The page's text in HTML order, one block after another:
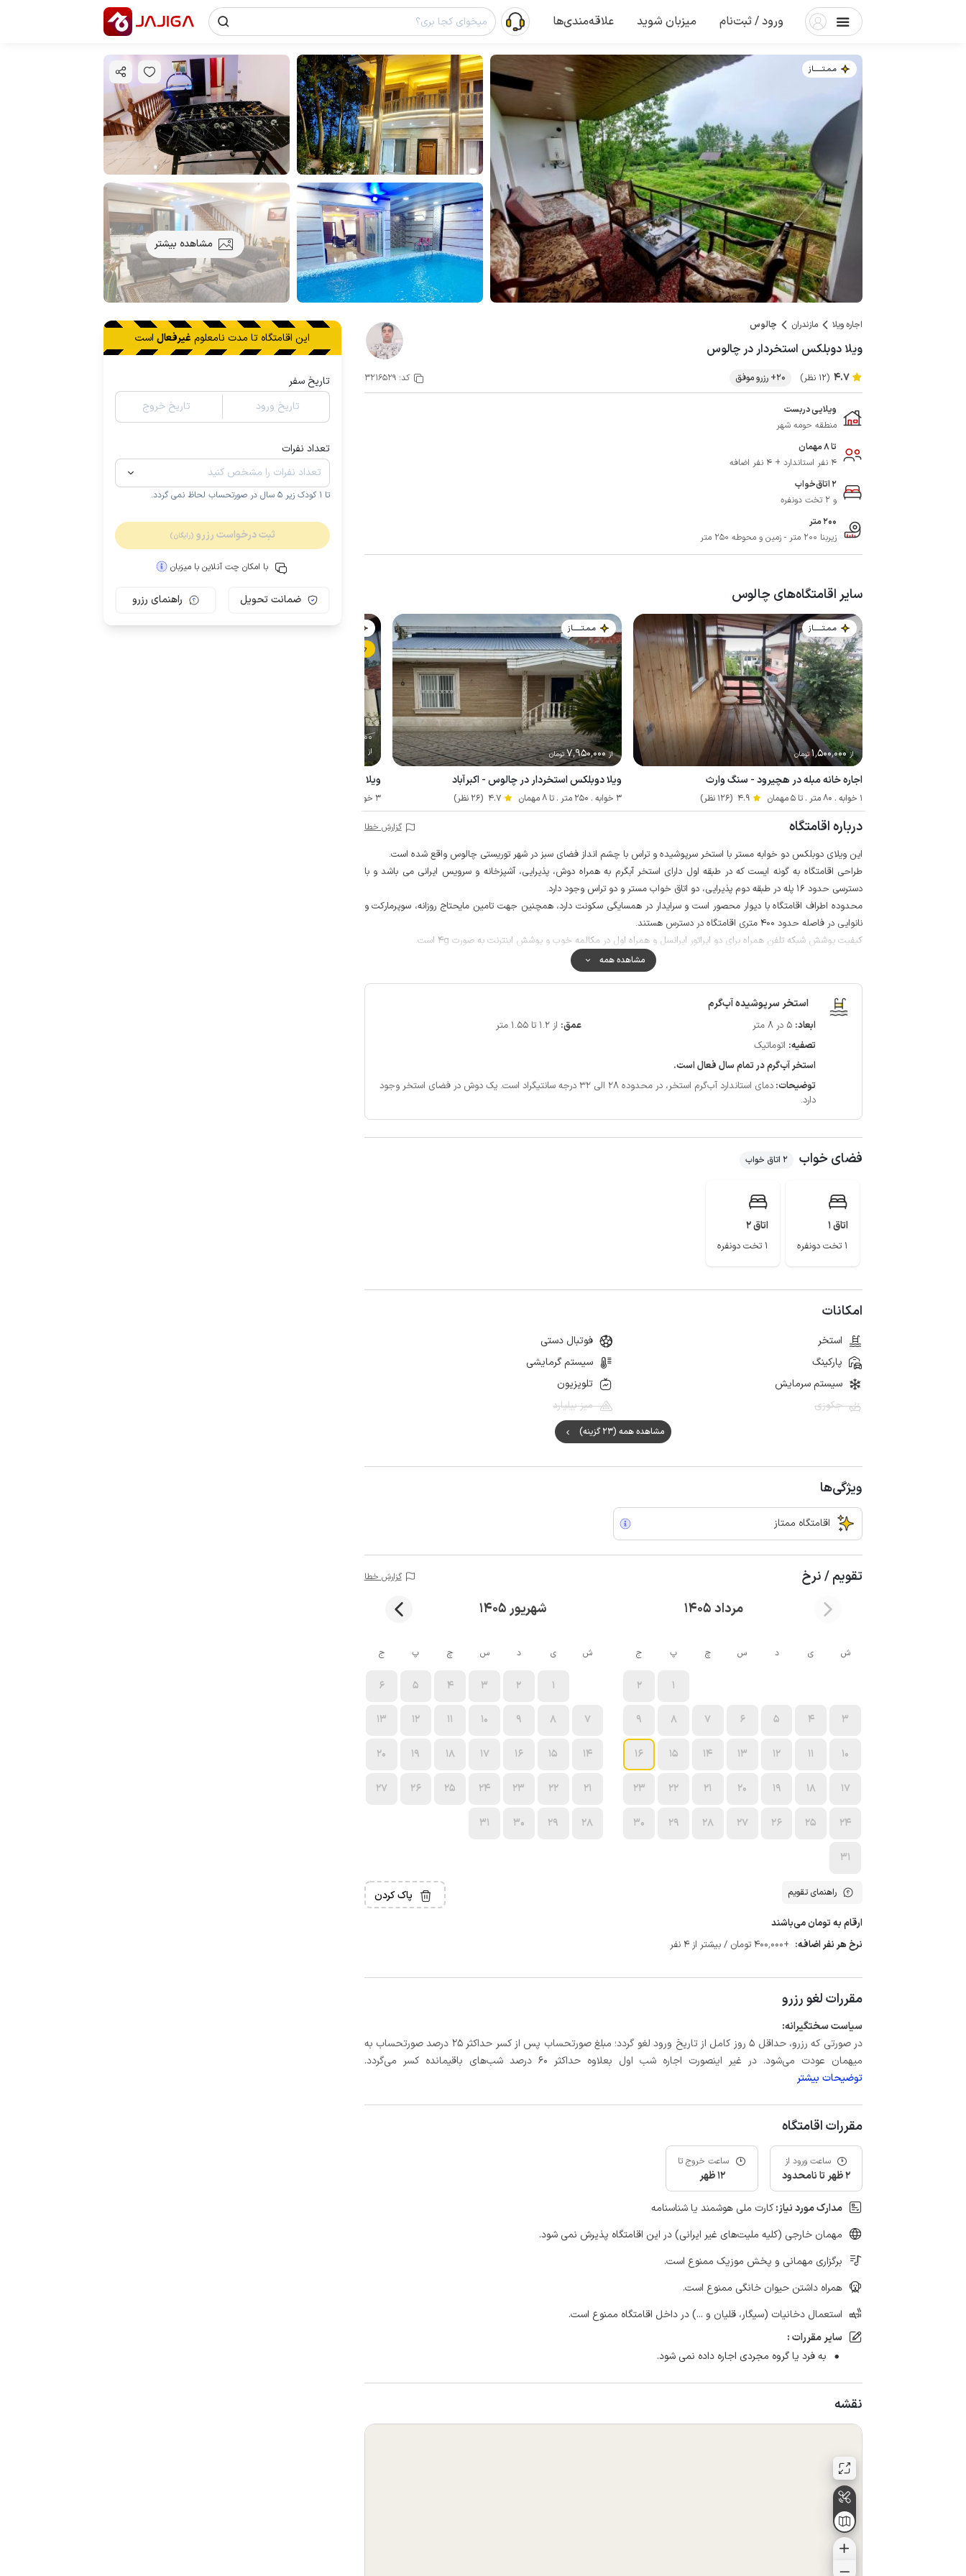
ورود / ثبت‌نام میزبان شوید علاقه‌مندی‌ها
مـمـتــــــاز
مشاهده بیشتر
اجاره ویلا مازندران چالوس
ویلا دوبلکس استخردار در چالوس
4.7 (12 نظر) 20+ رزرو موفق کد:3216529
ویلایی دربست
منطقه حومه شهر
تا 8 مهمان
4 نفر استاندارد + 4 نفر اضافه
2 اتاق‌خواب
و 2 تخت دونفره
200 متر
زیربنا 200 متر - زمین و محوطه 250 متر
سایر اقامتگاه‌های چالوس
مـمـتــــــاز
از 1٬500٬000تومان
اجاره خانه مبله در هچیرود - سنگ وارث
1 خوابه . 80 متر . تا 5 مهمان 4.9 (126 نظر)
مـمـتــــــاز
از 7٬950٬000تومان
ویلا دوبلکس استخردار در چالوس - اکبرآباد
3 خوابه . 250 متر . تا 8 مهمان 4.7 (26 نظر)
مـمـتــــــاز
7٬800٬000
از
ویلا دوبلکس با استخر و جکوزی در چالوس
3 خوابه . 235 متر . تا 6 مهمان
مـمـتــــــاز
درباره اقامتگاه گزارش خطا
این ویلای دوبلکس دو خوابه مستر با استخر سرپوشیده و تراس با چشم انداز فضای سبز در شهر توریستی چالوس واقع شده است.
طراحی اقامتگاه به گونه ایست که در طبقه اول دارای استخر آبگرم به همراه دوش، پذیرایی، آشپزخانه و سرویس ایرانی می باشد و با
دسترسی حدود 16 پله در طبقه دوم پذیرایی، دو اتاق خواب مستر و دو تراس وجود دارد.
محدوده اطراف اقامتگاه با دیوار محصور است و سرایدار در همسایگی سکونت دارد، همچنین جهت تامین مایحتاج روزانه، سوپرمارکت و
نانوایی در فاصله حدود 400 متری اقامتگاه در دسترس هستند.
کیفیت پوشش شبکه تلفن همراه برای دو اپراتور ایرانسل و همراه اول در مکالمه خوب و پوشش اینترنت به صورت 4g است.
در نظر داشته باشید در فاصله ای نزدیک از این اقامتگاه کلبه ای کوچک در حال ساخت و ساز می باشد.
مشاهده همه
استخر سرپوشیده آب‌گرم
ابعاد: 5 در 8 متر عمق: از 1.2 تا 1.55 متر
تصفیه: اتوماتیک
استخر آب‌گرم در تمام سال فعال است.
توضیحات: دمای استاندارد آب‌گرم استخر، در محدوده 28 الی 32 درجه سانتیگراد است.
یک دوش در فضای استخر وجود
دارد.
فضای خواب 2 اتاق خواب
اتاق 1
1 تخت دونفره
اتاق 2
1 تخت دونفره
امکانات
استخر
فوتبال دستی
پارکینگ
سیستم گرمایشی
سیستم سرمایش
تلویزیون
جکوزی
میز بیلیارد
مشاهده همه (23 گزینه)
ویژگی‌ها
اقامتگاه ممتاز
تقویم / نرخ گزارش خطا
مرداد 1405 شهریور 1405
ش ی د س چ پ ج
1
2
3
4
5
6
7
8
9
10
11
12
13
14
15
16
17
18
19
20
21
22
23
24
25
26
27
28
29
30
31
ش ی د س چ پ ج
1
2
3
4
5
6
7
8
9
10
11
12
13
14
15
16
17
18
19
20
21
22
23
24
25
26
27
28
29
30
31
راهنمای تقویم پاک کردن
ارقام به تومان می‌باشند
نرخ هر نفر اضافه: +400٬000 تومان / بیشتر از 4 نفر
مقررات لغو رزرو
سیاست سختگیرانه:
در صورتی که رزرو، حداقل 5 روز کامل از تاریخ ورود لغو گردد؛ مبلغ صورتحساب پس از کسر حداکثر 25 درصد صورتحساب به
میهمان عودت می‌شود. در غیر اینصورت اجاره شب اول بعلاوه حداکثر 60 درصد شب‌های باقیمانده کسر می‌گردد.
توضیحات بیشتر
مقررات اقامتگاه
ساعت ورود از
2 ظهر تا نامحدود
ساعت خروج تا
12 ظهر
مدارک مورد نیاز:کارت ملی هوشمند یا شناسنامه
مهمان خارجی (کلیه ملیت‌های غیر ایرانی) در این اقامتگاه پذیرش نمی شود.
برگزاری مهمانی و پخش موزیک ممنوع است.
همراه داشتن حیوان خانگی ممنوع است.
استعمال دخانیات (سیگار، قلیان و ...) در داخل اقامتگاه ممنوع است.
سایر مقررات :
به فرد یا گروه مجردی اجاره داده نمی شود.
نقشه
این اقامتگاه تا مدت نامعلوم غیرفعال است
تاریخ سفر
تاریخ ورود
تاریخ خروج
تعداد نفرات
تا 1 کودک زیر 5 سال در صورتحساب لحاظ نمی گردد.
ثبت درخواست رزرو (رایگان)
با امکان چت آنلاین با میزبان
ضمانت تحویل راهنمای رزرو